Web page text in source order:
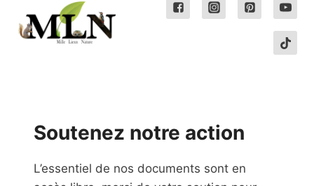
Soutenez notre action
L’essentiel de nos documents sont en